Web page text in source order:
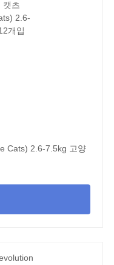
Cats) 2.6-7.5kg 고양